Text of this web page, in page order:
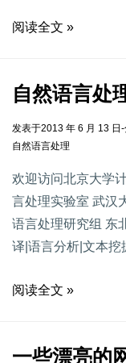
阅读全文 »
自然语言处
发表于2013 年 6 月 13 日 -
自然语言处理
欢迎访问北京大学
言处理实验室 武汉
语言处理研究组 东
译|语言分析|文本
阅读全文 »
一些漂亮的